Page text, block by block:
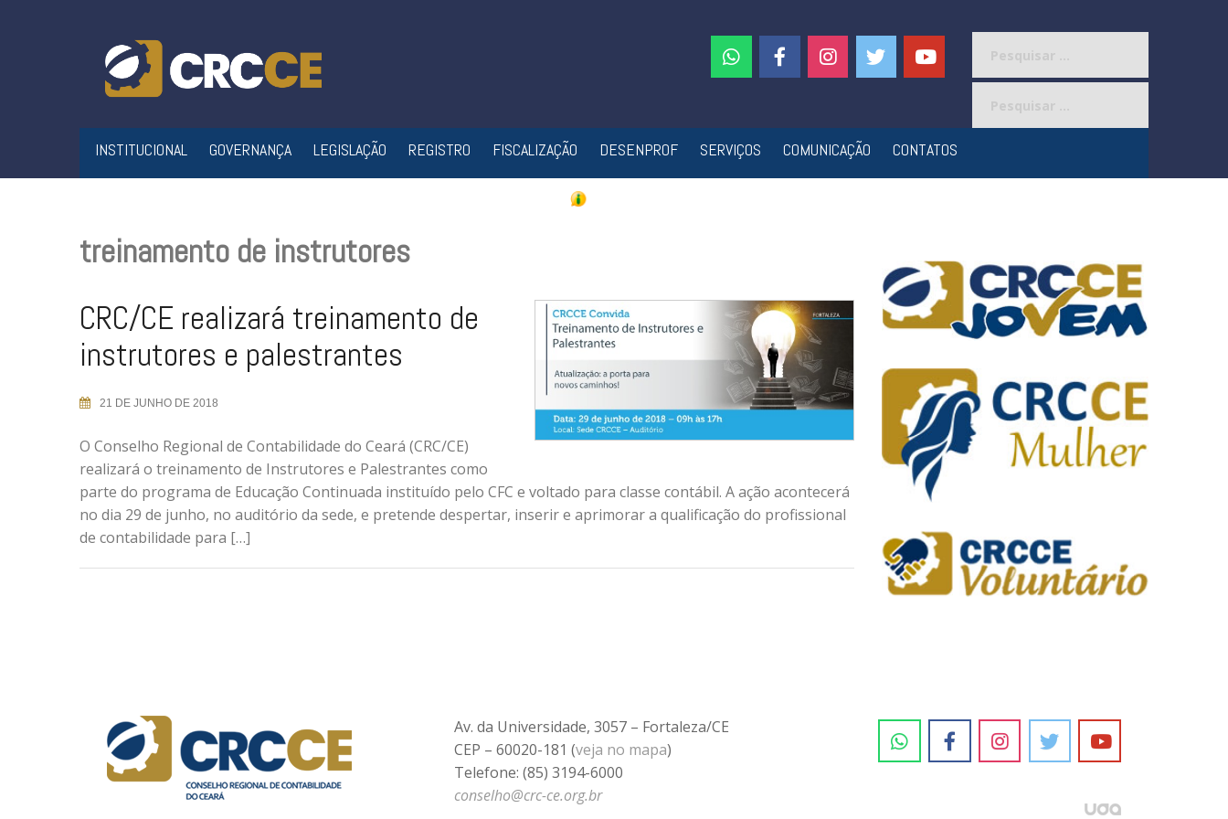
INSTITUCIONAL GOVERNANÇA LEGISLAÇÃO REGISTRO FISCALIZAÇÃO DESENPROF SERVIÇOS COMUNICAÇÃO CONTATOS
treinamento de instrutores
CRC/CE realizará treinamento de
instrutores e palestrantes
21 DE JUNHO DE 2018
O Conselho Regional de Contabilidade do Ceará (CRC/CE)
realizará o treinamento de Instrutores e Palestrantes como
parte do programa de Educação Continuada instituído pelo CFC e voltado para classe contábil. A ação acontecerá
no dia 29 de junho, no auditório da sede, e pretende despertar, inserir e aprimorar a qualificação do profissional
de contabilidade para […]
Av. da Universidade, 3057 – Fortaleza/CE
CEP – 60020-181 (veja no mapa)
Telefone: (85) 3194-6000
conselho@crc-ce.org.br